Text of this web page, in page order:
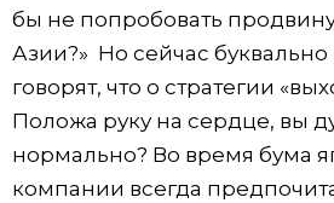
бы не попробовать
Азии?» Но сейчас
говорят, что о стратегии
Положа руку на сердце, вы
нормально? Во время бума
компании всегда